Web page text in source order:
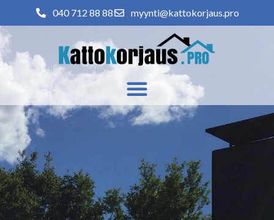
040 712 88 88 myynti@kattokorjaus.pro